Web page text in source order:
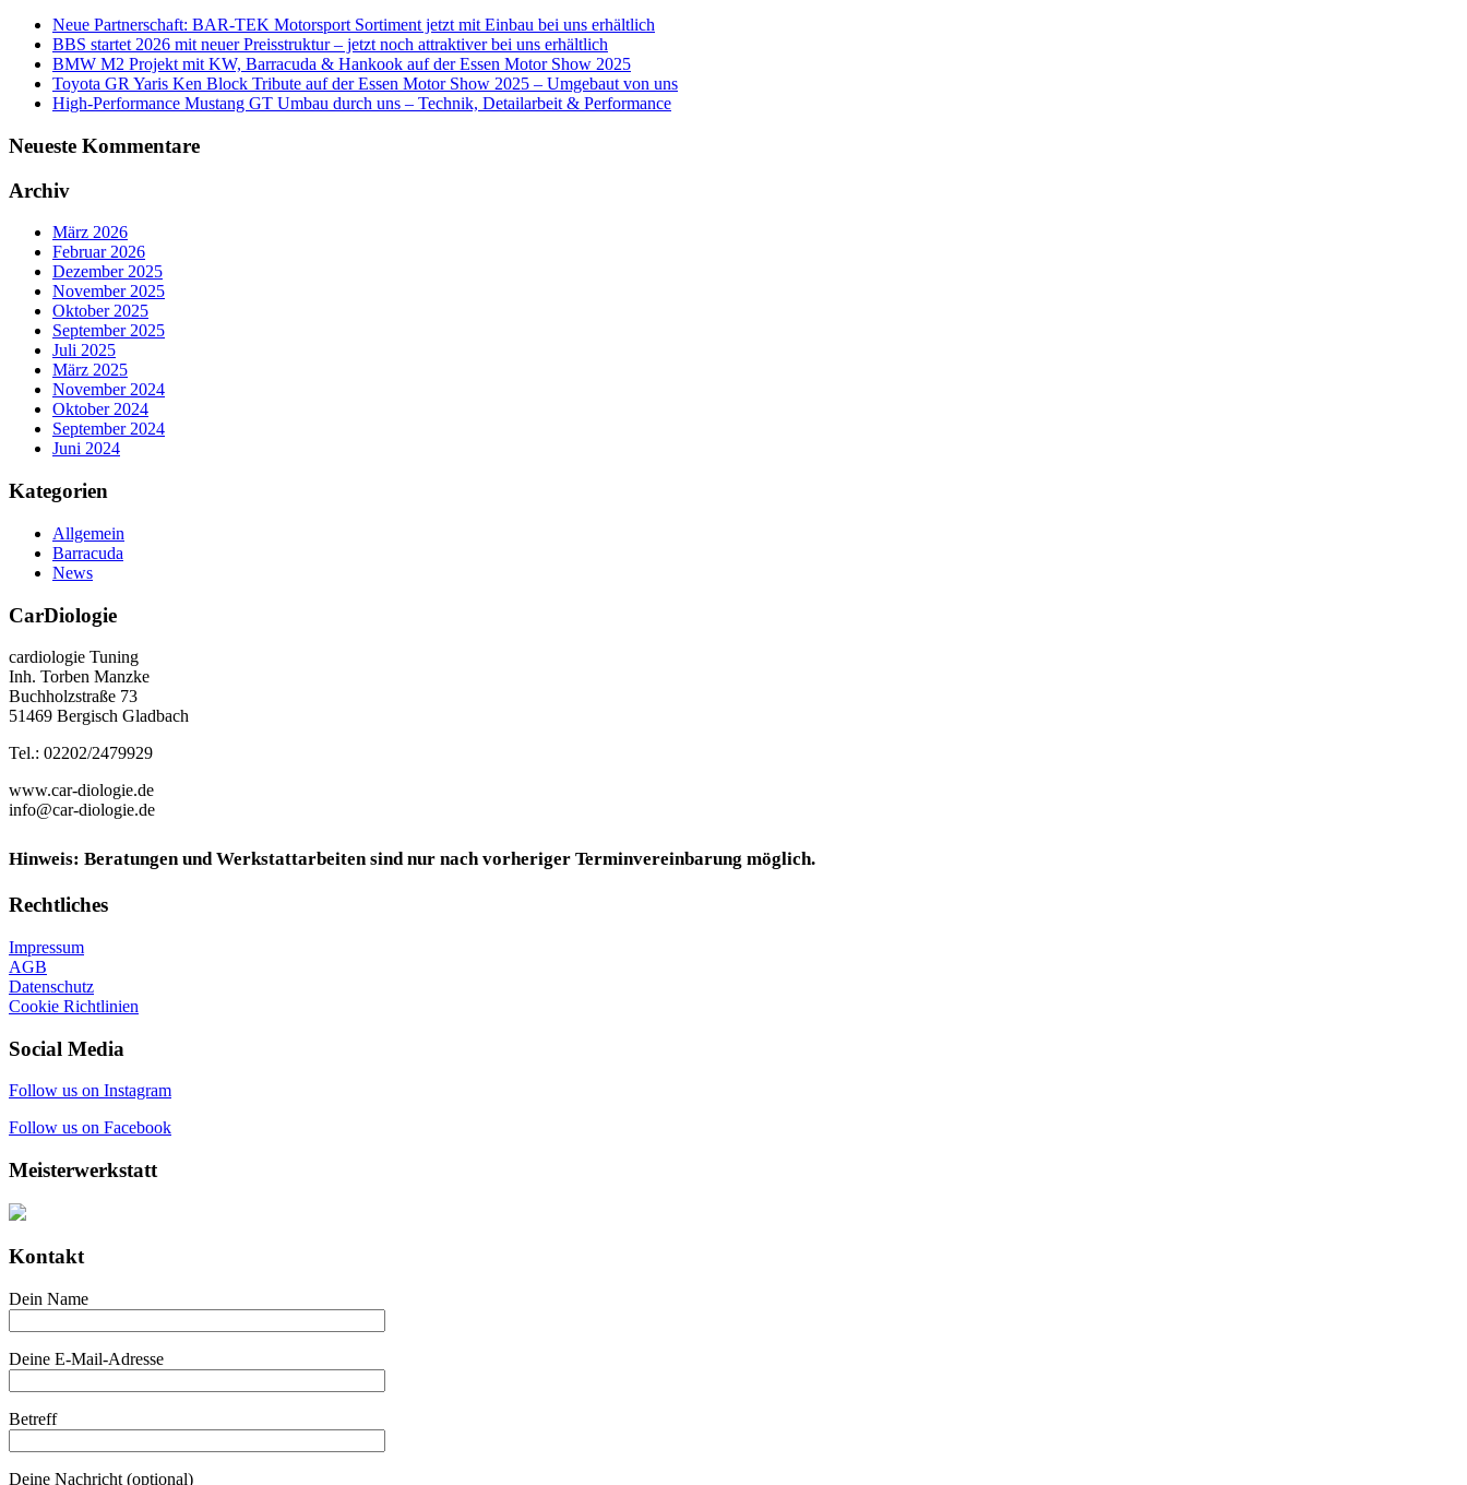
Neue Partnerschaft: BAR-TEK Motorsport Sortiment jetzt mit Einbau bei uns erhältlich
BBS startet 2026 mit neuer Preisstruktur – jetzt noch attraktiver bei uns erhältlich
BMW M2 Projekt mit KW, Barracuda & Hankook auf der Essen Motor Show 2025
Toyota GR Yaris Ken Block Tribute auf der Essen Motor Show 2025 – Umgebaut von uns
High-Performance Mustang GT Umbau durch uns – Technik, Detailarbeit & Performance
Neueste Kommentare
Archiv
März 2026
Februar 2026
Dezember 2025
November 2025
Oktober 2025
September 2025
Juli 2025
März 2025
November 2024
Oktober 2024
September 2024
Juni 2024
Kategorien
Allgemein
Barracuda
News
CarDiologie
cardiologie Tuning
Inh. Torben Manzke
Buchholzstraße 73
51469 Bergisch Gladbach
Tel.: 02202/2479929
www.car-diologie.de
info@car-diologie.de
Hinweis: Beratungen und Werkstattarbeiten sind nur nach vorheriger Terminvereinbarung möglich.
Rechtliches
Impressum
AGB
Datenschutz
Cookie Richtlinien
Social Media
Follow us on Instagram
Follow us on Facebook
Meisterwerkstatt
Kontakt
Dein Name
Deine E-Mail-Adresse
Betreff
Deine Nachricht (optional)